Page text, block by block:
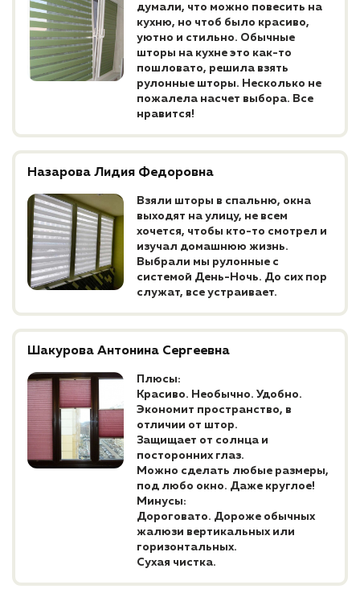
думали, что можно повесить на
кухню, но чтоб было красиво,
уютно и стильно. Обычные
шторы на кухне это как-то
пошловато, решила взять
рулонные шторы. Несколько не
пожалела насчет выбора. Все
нравится!
Назарова Лидия Федоровна
Взяли шторы в спальню, окна
выходят на улицу, не всем
хочется, чтобы кто-то смотрел и
изучал домашнюю жизнь.
Выбрали мы рулонные с
системой День-Ночь. До сих пор
служат, все устраивает.
Шакурова Антонина Сергеевна
Плюсы:
Красиво. Необычно. Удобно.
Экономит пространство, в
отличии от штор.
Защищает от солнца и
посторонних глаз.
Можно сделать любые размеры,
под любо окно. Даже круглое!
Минусы:
Дороговато. Дороже обычных
жалюзи вертикальных или
горизонтальных.
Сухая чистка.